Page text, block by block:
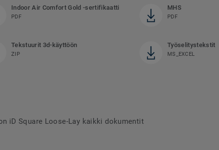
Indoor Air Comfort Gold -sertifikaatti
PDF
MHS
PDF
Tekstuurit 3d-käyttöön
ZIP
Työselitystekstit
MS_EXCEL
iD Square Loose-Lay kaikki dokumentit